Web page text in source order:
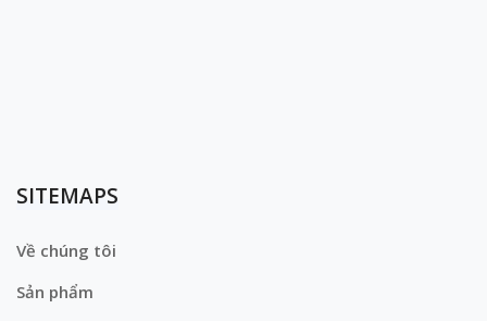
SITEMAPS
Về chúng tôi
Sản phẩm